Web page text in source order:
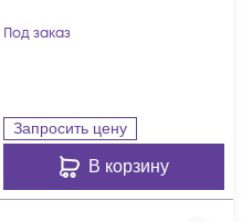
Под заказ
Запросить цену
В корзину